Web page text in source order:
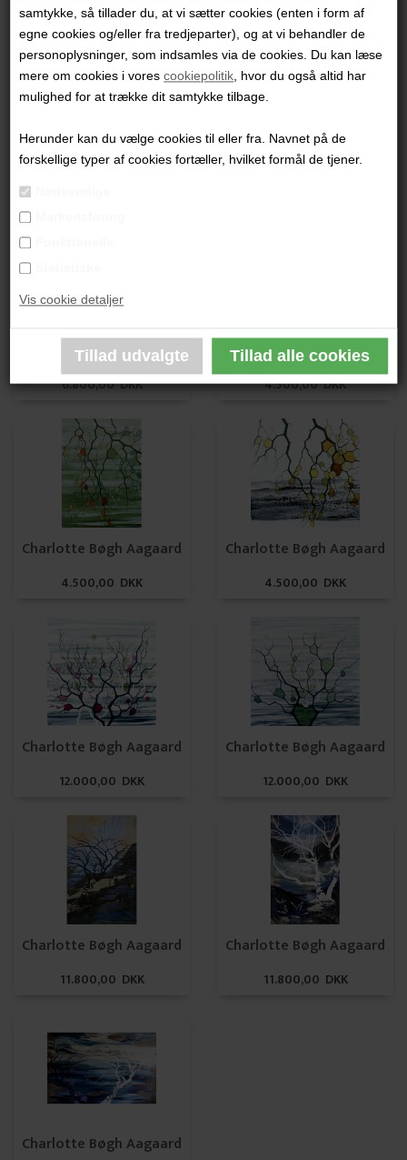
samtykke, så tillader du, at vi sætter cookies (enten i form af
egne cookies og/eller fra tredjeparter), og at vi behandler de
personoplysninger, som indsamles via de cookies. Du kan læse
mere om cookies i vorescookiepolitik , hvor du også altid har
mulighed for at trække dit samtykke tilbage.
Herunder kan du vælge cookies til eller fra. Navnet på de
forskellige typer af cookies fortæller, hvilket formål de tjener.
Vis cookie detaljer
Charlotte Bøgh Aagaard SOLGT Charlotte Bøgh Aagaard
Charlotte Bøgh Aagaard
6.800,00 DKK
Charlotte Bøgh Aagaard
4.500,00 DKK
Charlotte Bøgh Aagaard
4.500,00 DKK
Charlotte Bøgh Aagaard
4.500,00 DKK
Charlotte Bøgh Aagaard
12.000,00 DKK
Charlotte Bøgh Aagaard
12.000,00 DKK
Charlotte Bøgh Aagaard
11.800,00 DKK
Charlotte Bøgh Aagaard
11.800,00 DKK
Charlotte Bøgh Aagaard